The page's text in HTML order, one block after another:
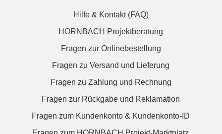
Hilfe & Kontakt (FAQ)
HORNBACH Projektberatung
Fragen zur Onlinebestellung
Fragen zu Versand und Lieferung
Fragen zu Zahlung und Rechnung
Fragen zur Rückgabe und Reklamation
Fragen zum Kundenkonto & Kundenkonto-ID